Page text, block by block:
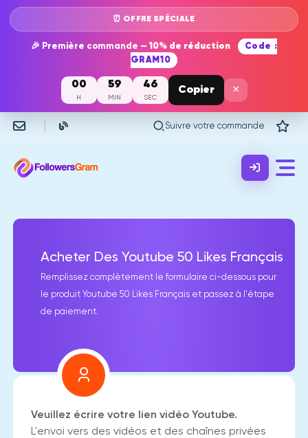
⏰ OFFRE SPÉCIALE
🎉 Première commande — 10% de réduction
Code :
GRAM10
00
H
59
MIN
46
SEC
Copier ×
Suivre votre commande
Acheter Des Youtube 50 Likes Français
Remplissez complètement le formulaire ci-dessous pour
le produit Youtube 50 Likes Français et passez à l'étape
de paiement.
Veuillez écrire votre lien vidéo Youtube.
L'envoi vers des vidéos et des chaînes privées